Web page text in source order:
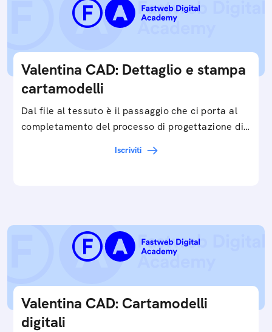
Valentina CAD: Dettaglio e stampa
cartamodelli
Dal file al tessuto è il passaggio che ci porta al
completamento del processo di progettazione di
Iscriviti
Valentina CAD: Cartamodelli
digitali